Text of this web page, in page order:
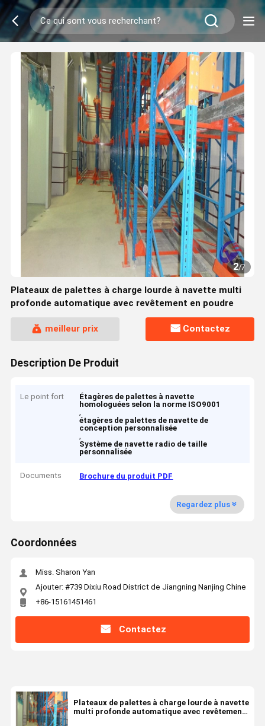
2/7
Plateaux de palettes à charge lourde à navette multi
profonde automatique avec revêtement en poudre
meilleur prix Contactez
Description De Produit
Le point fort
Étagères de palettes à navette
homologuées selon la norme ISO9001
,
étagères de palettes de navette de
conception personnalisée
,
Système de navette radio de taille
personnalisée
Documents Brochure du produit PDF
Regardez plus
Coordonnées
Miss. Sharon Yan
Ajouter: #739 Dixiu Road District de Jiangning Nanjing Chine
+86-15161451461
Contactez
Plateaux de palettes à charge lourde à navette
multi profonde automatique avec revêtement